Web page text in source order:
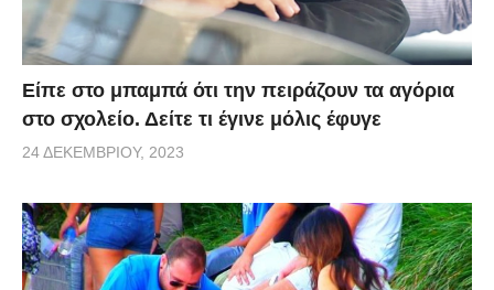
Είπε στο μπαμπά ότι την πειράζουν τα αγόρια
στο σχολείο. Δείτε τι έγινε μόλις έφυγε
24 ΔΕΚΕΜΒΡΊΟΥ, 2023